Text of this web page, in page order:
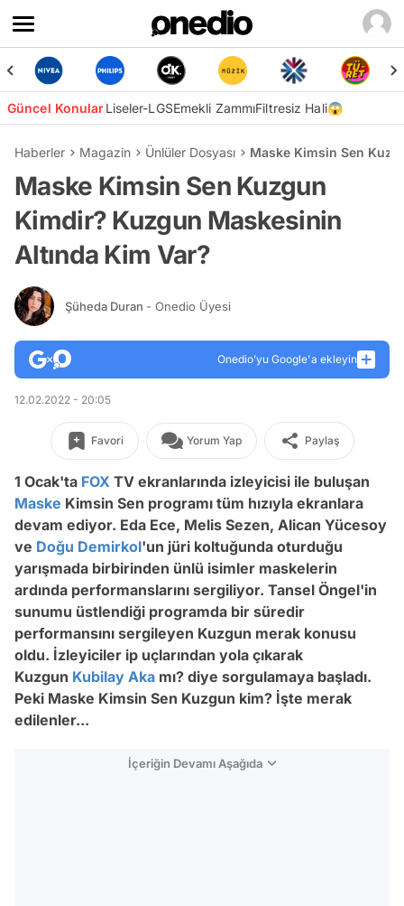
Güncel KonularLiseler-LGSEmekli ZammıFiltresiz Hali😱
Haberler Magazin Ünlüler Dosyası Maske Kimsin Sen
Maske Kimsin Sen Kuzgun
Kimdir? Kuzgun Maskesinin
Altında Kim Var?
Şüheda Duran - Onedio Üyesi
Onedio’yu Google'a ekleyin
12.02.2022 - 20:05
Favori Yorum Yap Paylaş
1 Ocak'ta FOX TV ekranlarında izleyicisi ile buluşan
Maske Kimsin Sen programı tüm hızıyla ekranlara
devam ediyor. Eda Ece, Melis Sezen, Alican Yücesoy
ve Doğu Demirkol'un jüri koltuğunda oturduğu
yarışmada birbirinden ünlü isimler maskelerin
ardında performanslarını sergiliyor. Tansel Öngel'in
sunumu üstlendiği programda bir süredir
performansını sergileyen Kuzgun merak konusu
oldu. İzleyiciler ip uçlarından yola çıkarak
Kuzgun Kubilay Aka mı? diye sorgulamaya başladı.
Peki Maske Kimsin Sen Kuzgun kim? İşte merak
edilenler...
İçeriğin Devamı Aşağıda